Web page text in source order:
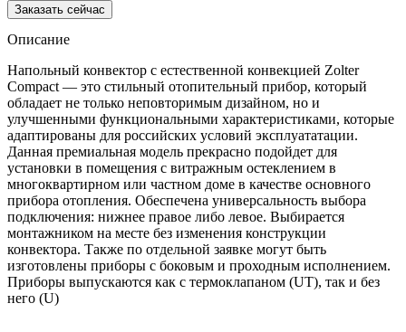
Заказать сейчас
Описание
Напольный конвектор с естественной конвекцией Zolter
Compact — это стильный отопительный прибор, который
обладает не только неповторимым дизайном, но и
улучшенными функциональными характеристиками, которые
адаптированы для российских условий эксплуататации.
Данная премиальная модель прекрасно подойдет для
установки в помещения с витражным остеклением в
многоквартирном или частном доме в качестве основного
прибора отопления. Обеспечена универсальность выбора
подключения: нижнее правое либо левое. Выбирается
монтажником на месте без изменения конструкции
конвектора. Также по отдельной заявке могут быть
изготовлены приборы с боковым и проходным исполнением.
Приборы выпускаются как с термоклапаном (UT), так и без
него (U)